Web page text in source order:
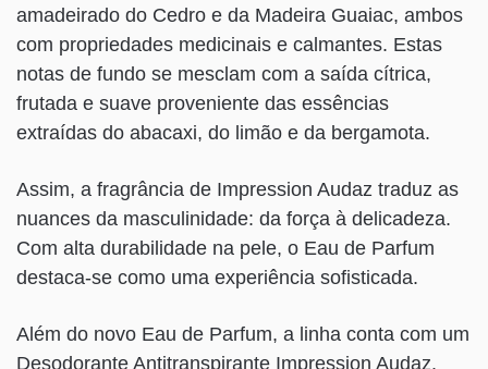
amadeirado do Cedro e da Madeira Guaiac, ambos
com propriedades medicinais e calmantes. Estas
notas de fundo se mesclam com a saída cítrica,
frutada e suave proveniente das essências
extraídas do abacaxi, do limão e da bergamota.
Assim, a fragrância de Impression Audaz traduz as
nuances da masculinidade: da força à delicadeza.
Com alta durabilidade na pele, o Eau de Parfum
destaca-se como uma experiência sofisticada.
Além do novo Eau de Parfum, a linha conta com um
Desodorante Antitranspirante Impression Audaz.